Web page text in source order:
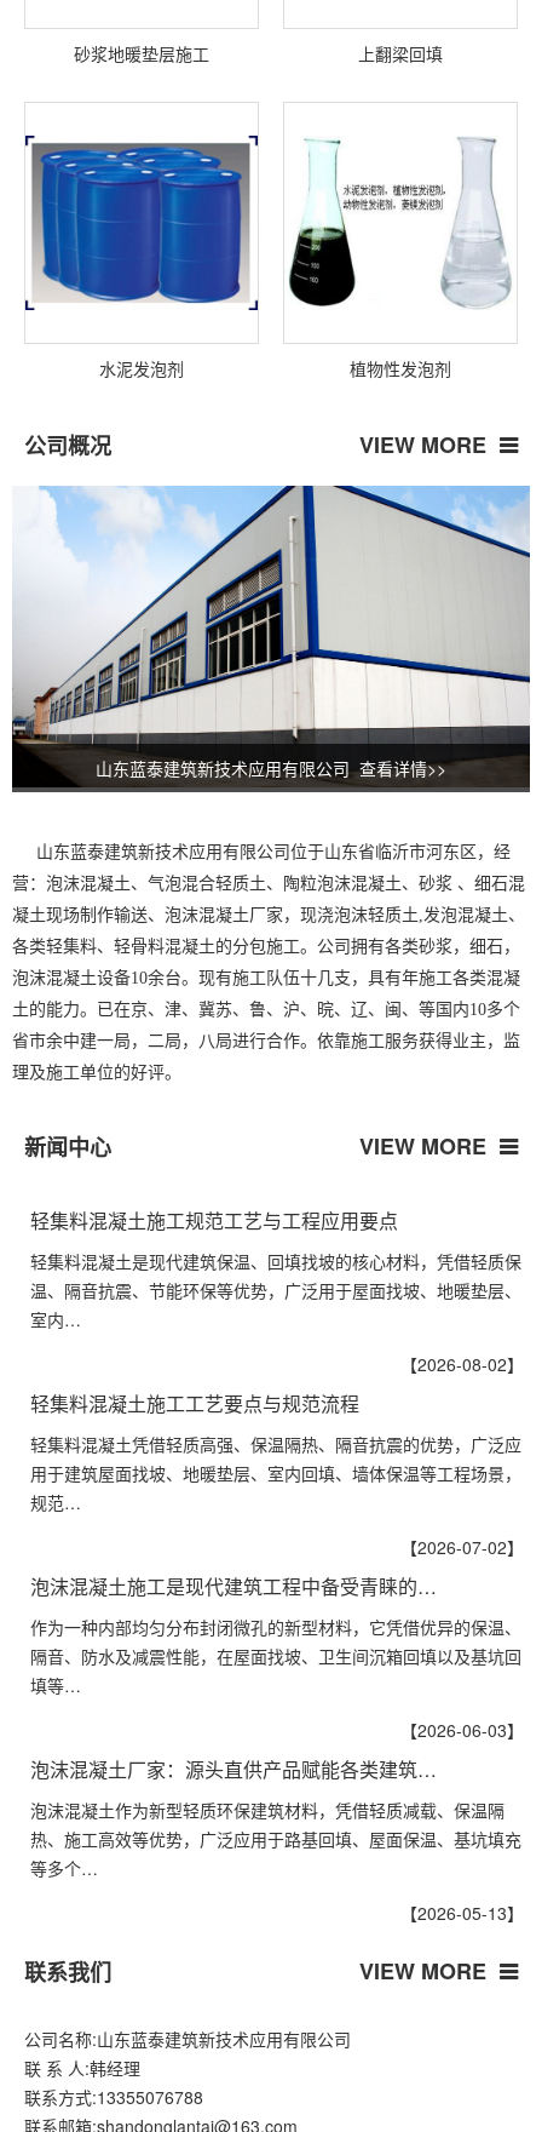
砂浆地暖垫层施工 上翻梁回填
水泥发泡剂 植物性发泡剂
公司概况 VIEW MORE
山东蓝泰建筑新技术应用有限公司 查看详情>>
山东蓝泰建筑新技术应用有限公司位于山东省临沂市河东区，经
营： 泡沫混凝土、 气泡混合轻质土、
陶粒泡沫混凝土、砂浆 、细石混
凝土现场制作输送、泡沫混凝土厂家，现浇泡沫轻质土,发泡混凝土、
各类轻集料、轻骨料混凝土的分包施工。公司拥有各类砂浆，细石，
泡沫混凝土设备10余台。现有施工队伍十几支，具有年施工各类混凝
土的能力。已在京、津、冀苏、鲁、沪、晥、辽、闽、等国内10多个
省市余中建一局，二局，八局进行合作。依靠施工服务获得业主，监
理及施工单位的好评。
新闻中心 VIEW MORE
轻集料混凝土施工规范工艺与工程应用要点
轻集料混凝土是现代建筑保温、回填找坡的核心材料，凭借轻质保
温、隔音抗震、节能环保等优势，广泛用于屋面找坡、地暖垫层、
室内…
【2026-08-02】
轻集料混凝土施工工艺要点与规范流程
轻集料混凝土凭借轻质高强、保温隔热、隔音抗震的优势，广泛应
用于建筑屋面找坡、地暖垫层、室内回填、墙体保温等工程场景，
规范…
【2026-07-02】
泡沫混凝土施工是现代建筑工程中备受青睐的…
作为一种内部均匀分布封闭微孔的新型材料，它凭借优异的保温、
隔音、防水及减震性能，在屋面找坡、卫生间沉箱回填以及基坑回
填等…
【2026-06-03】
泡沫混凝土厂家：源头直供产品赋能各类建筑…
泡沫混凝土作为新型轻质环保建筑材料，凭借轻质减载、保温隔
热、施工高效等优势，广泛应用于路基回填、屋面保温、基坑填充
等多个…
【2026-05-13】
联系我们 VIEW MORE
公司名称:山东蓝泰建筑新技术应用有限公司
联 系 人:韩经理
联系方式:13355076788
联系邮箱:shandonglantai@163.com